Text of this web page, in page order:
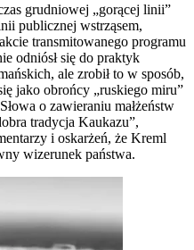
grudniowej „gorącej linii”
publicznej wstrząsem,
transmitowanego programu
odniósł się do praktyk
ale zrobił to w sposób,
jako obrońcy „ruskiego miru”
o zawieraniu małżeństw
tradycja Kaukazu”,
i oskarżeń, że Kreml
wizerunek państwa.